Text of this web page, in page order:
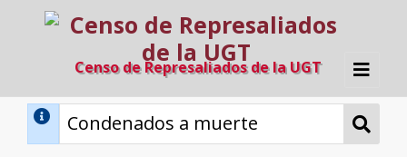
Censo de Represaliados de la UGT
Inicio